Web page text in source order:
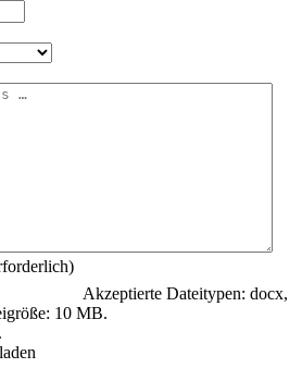
Akzeptierte Dateitypen: docx,
10 MB.